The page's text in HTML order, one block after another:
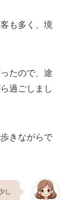
も多く、境
たので、途
過ごしまし
きながらで
し